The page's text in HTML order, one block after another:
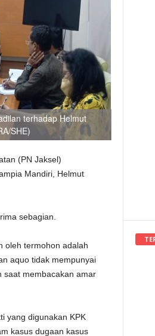
terhadap Helmut
SHE)
(PN Jaksel)
Mandiri, Helmut
sebagian.
oleh termohon adalah
aquo tidak mempunyai
saat membacakan amar
yang digunakan KPK
kasus dugaan kasus